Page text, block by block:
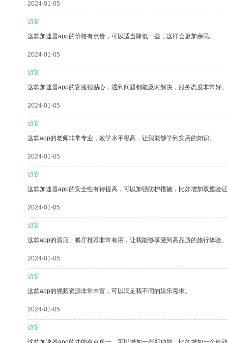
2024-01-05
游客
这款加速器app的价格有点贵，可以适当降低一些，这样会更加亲民。
2024-01-05
游客
这款加速器app的客服很贴心，遇到问题都能及时解决，服务态度非常好。
2024-01-05
游客
这款app的老师非常专业，教学水平很高，让我能够学到实用的知识。
2024-01-05
游客
这款加速器app的安全性有待提高，可以加强防护措施，比如增加双重验
2024-01-05
游客
这款app的酒店、餐厅推荐非常有用，让我能够享受到高品质的旅行体验。
2024-01-05
游客
这款app的视频资源非常丰富，可以满足我不同的娱乐需求。
2024-01-05
游客